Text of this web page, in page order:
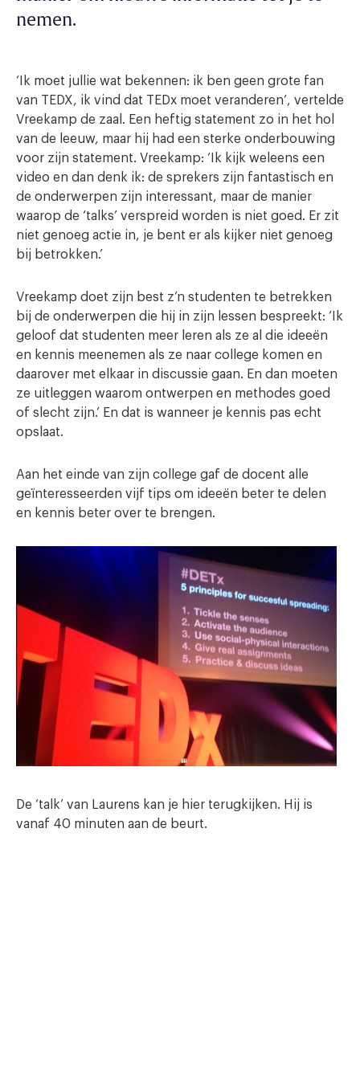
nemen.
‘Ik moet jullie wat bekennen: ik ben geen grote fan
van TEDX, ik vind dat TEDx moet veranderen’, vertelde
Vreekamp de zaal. Een heftig statement zo in het hol
van de leeuw, maar hij had een sterke onderbouwing
voor zijn statement. Vreekamp: ‘Ik kijk weleens een
video en dan denk ik: de sprekers zijn fantastisch en
de onderwerpen zijn interessant, maar de manier
waarop de ‘talks’ verspreid worden is niet goed. Er zit
niet genoeg actie in, je bent er als kijker niet genoeg
bij betrokken.’
Vreekamp doet zijn best z’n studenten te betrekken
bij de onderwerpen die hij in zijn lessen bespreekt: ‘Ik
geloof dat studenten meer leren als ze al die ideeën
en kennis meenemen als ze naar college komen en
daarover met elkaar in discussie gaan. En dan moeten
ze uitleggen waarom ontwerpen en methodes goed
of slecht zijn.’ En dat is wanneer je kennis pas echt
opslaat.
Aan het einde van zijn college gaf de docent alle
geïnteresseerden vijf tips om ideeën beter te delen
en kennis beter over te brengen.
De ‘talk’ van Laurens kan je hier terugkijken. Hij is
vanaf 40 minuten aan de beurt.